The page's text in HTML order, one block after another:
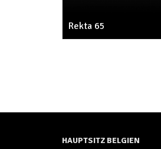
Rekta 65
HAUPTSITZ BELGIEN